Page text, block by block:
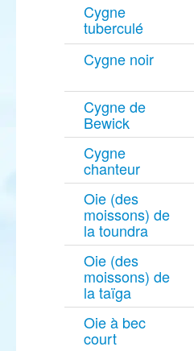
Cygne
tuberculé
Cygne noir
Cygne de
Bewick
Cygne
chanteur
Oie (des
moissons) de
la toundra
Oie (des
moissons) de
la taïga
Oie à bec
court